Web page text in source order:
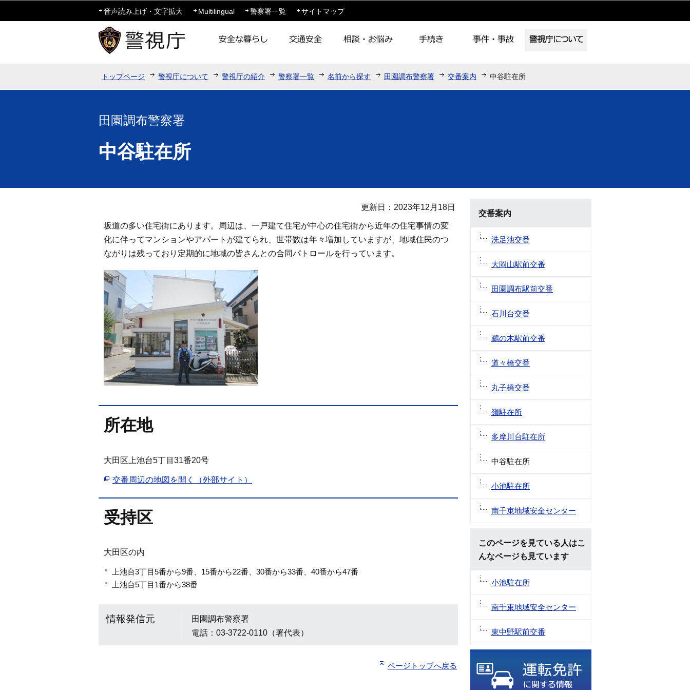
このページの本文へ移動
音声読み上げ・文字拡大 Multilingual 警察署一覧 サイトマップ
トップページ 警視庁について 警視庁の紹介 警察署一覧 名前から探す 田園調布警察署 交番案内 中谷駐在所
田園調布警察署
中谷駐在所
更新日：2023年12月18日
坂道の多い住宅街にあります。周辺は、一戸建て住宅が中心の住宅街から近年の住宅事情の変
化に伴ってマンションやアパートが建てられ、世帯数は年々増加していますが、地域住民のつ
ながりは残っており定期的に地域の皆さんとの合同パトロールを行っています。
所在地
大田区上池台5丁目31番20号
交番周辺の地図を開く（外部サイト）
受持区
大田区の内
上池台3丁目5番から9番、15番から22番、30番から33番、40番から47番
上池台5丁目1番から38番
情報発信元
田園調布警察署
電話：03-3722-0110（署代表）
ページトップへ戻る
交番案内
洗足池交番
大岡山駅前交番
田園調布駅前交番
石川台交番
鵜の木駅前交番
道々橋交番
丸子橋交番
嶺駐在所
多摩川台駐在所
中谷駐在所
小池駐在所
南千束地域安全センター
このページを見ている人はこ
んなページも見ています
小池駐在所
南千束地域安全センター
東中野駅前交番